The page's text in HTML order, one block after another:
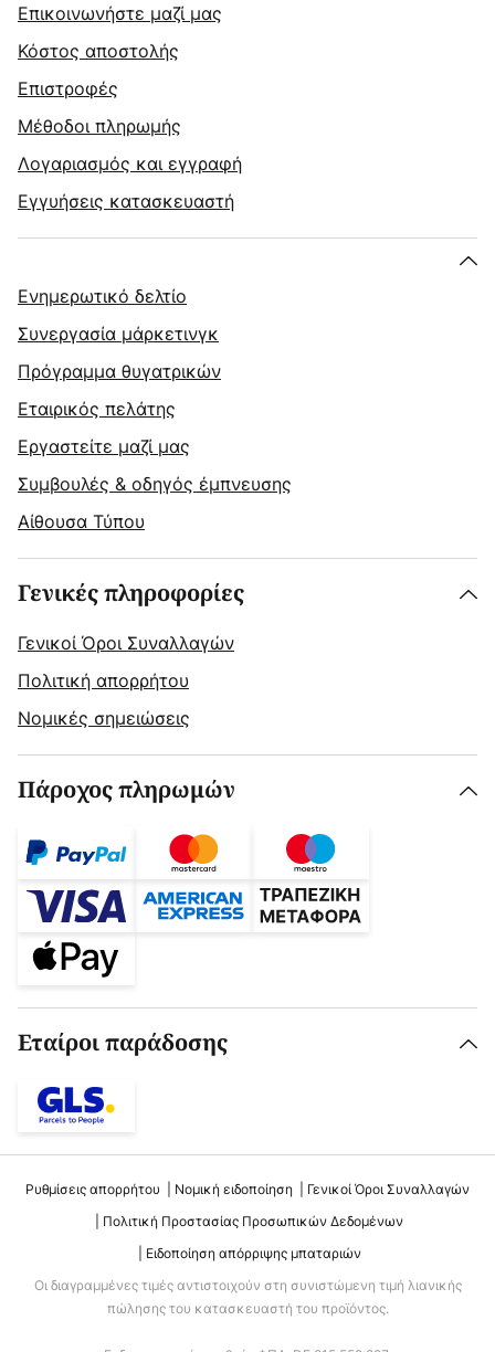
Επικοινωνήστε μαζί μας
Κόστος αποστολής
Επιστροφές
Μέθοδοι πληρωμής
Λογαριασμός και εγγραφή
Εγγυήσεις κατασκευαστή
Ενημερωτικό δελτίο
Συνεργασία μάρκετινγκ
Πρόγραμμα θυγατρικών
Εταιρικός πελάτης
Εργαστείτε μαζί μας
Συμβουλές & οδηγός έμπνευσης
Αίθουσα Τύπου
Γενικές πληροφορίες
Γενικοί Όροι Συναλλαγών
Πολιτική απορρήτου
Νομικές σημειώσεις
Πάροχος πληρωμών
Εταίροι παράδοσης
Ρυθμίσεις απορρήτου Νομική ειδοποίηση
Γενικοί Όροι Συναλλαγών
Πολιτική Προστασίας Προσωπικών Δεδομένων
Ειδοποίηση απόρριψης μπαταριών
Οι διαγραμμένες τιμές αντιστοιχούν στη συνιστώμενη τιμή λιανικής
πώλησης του κατασκευαστή του προϊόντος.